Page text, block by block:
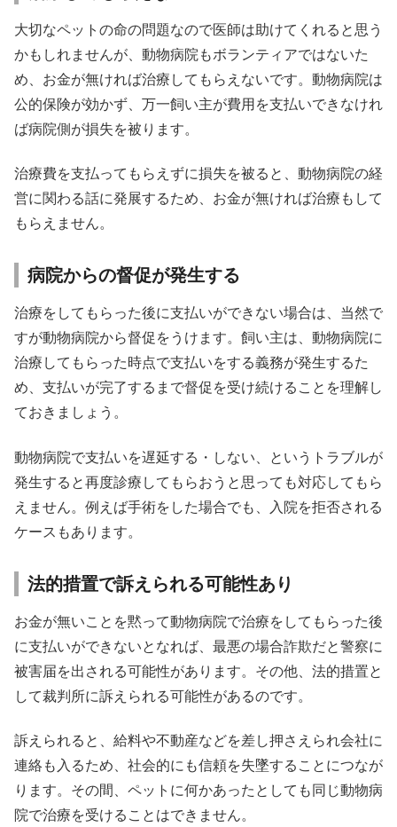
大切なペットの命の問題なので医師は助けてくれると思う
かもしれませんが、動物病院もボランティアではないた
め、お金が無ければ治療してもらえないです。動物病院は
公的保険が効かず、万一飼い主が費用を支払いできなけれ
ば病院側が損失を被ります。
治療費を支払ってもらえずに損失を被ると、動物病院の経
営に関わる話に発展するため、お金が無ければ治療もして
もらえません。
病院からの督促が発生する
治療をしてもらった後に支払いができない場合は、当然で
すが動物病院から督促をうけます。飼い主は、動物病院に
治療してもらった時点で支払いをする義務が発生するた
め、支払いが完了するまで督促を受け続けることを理解し
ておきましょう。
動物病院で支払いを遅延する・しない、というトラブルが
発生すると再度診療してもらおうと思っても対応してもら
えません。例えば手術をした場合でも、入院を拒否される
ケースもあります。
法的措置で訴えられる可能性あり
お金が無いことを黙って動物病院で治療をしてもらった後
に支払いができないとなれば、最悪の場合詐欺だと警察に
被害届を出される可能性があります。その他、法的措置と
して裁判所に訴えられる可能性があるのです。
訴えられると、給料や不動産などを差し押さえられ会社に
連絡も入るため、社会的にも信頼を失墜することにつなが
ります。その間、ペットに何かあったとしても同じ動物病
院で治療を受けることはできません。